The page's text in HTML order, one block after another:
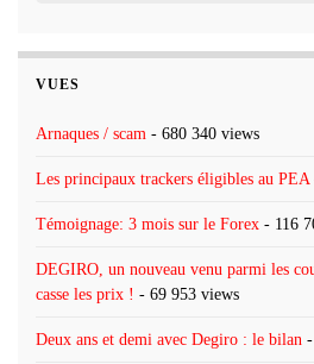
VUES
Arnaques / scam - 680 340 views
Les principaux trackers éligibles au PEA
Témoignage: 3 mois sur le Forex - 116
DEGIRO, un nouveau venu parmi les
casse les prix ! - 69 953 views
Deux ans et demi avec Degiro : le bilan